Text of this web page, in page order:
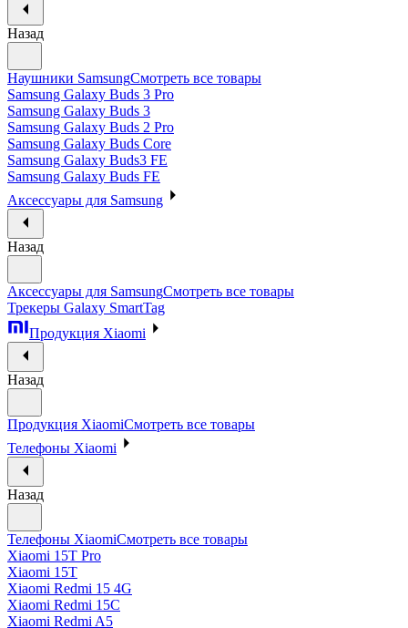
Назад
Наушники SamsungСмотреть все товары
Samsung Galaxy Buds 3 Pro
Samsung Galaxy Buds 3
Samsung Galaxy Buds 2 Pro
Samsung Galaxy Buds Core
Samsung Galaxy Buds3 FE
Samsung Galaxy Buds FE
Аксессуары для Samsung
Назад
Аксессуары для SamsungСмотреть все товары
Трекеры Galaxy SmartTag
Продукция Xiaomi
Назад
Продукция XiaomiСмотреть все товары
Телефоны Xiaomi
Назад
Телефоны XiaomiСмотреть все товары
Xiaomi 15T Pro
Xiaomi 15T
Xiaomi Redmi 15 4G
Xiaomi Redmi 15C
Xiaomi Redmi A5